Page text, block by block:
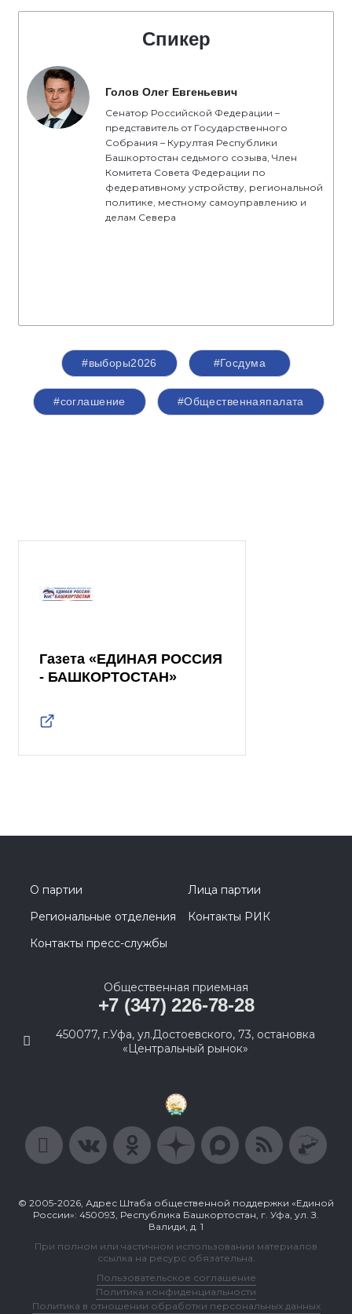
Спикер
Голов Олег Евгеньевич
Сенатор Российской Федерации –
представитель от Государственного
Собрания – Курултая Республики
Башкортостан седьмого созыва, Член
Комитета Совета Федерации по
федеративному устройству, региональной
политике, местному самоуправлению и
делам Севера
#выборы2026 #Госдума
#соглашение #Общественнаяпалата
Газета «ЕДИНАЯ РОССИЯ
- БАШКОРТОСТАН»
О партии
Лица партии
Региональные отделения
Контакты РИК
Контакты пресс-службы
Общественная приемная
+7 (347) 226-78-28
450077, г.Уфа, ул.Достоевского, 73, остановка
«Центральный рынок»
© 2005-2026, Адрес Штаба общественной поддержки «Единой
России»: 450093, Республика Башкортостан, г. Уфа, ул. З.
Валиди, д. 1
При полном или частичном использовании материалов
ссылка на ресурс обязательна.
Пользовательское соглашение
Политика конфиденциальности
Политика в отношении обработки персональных данных